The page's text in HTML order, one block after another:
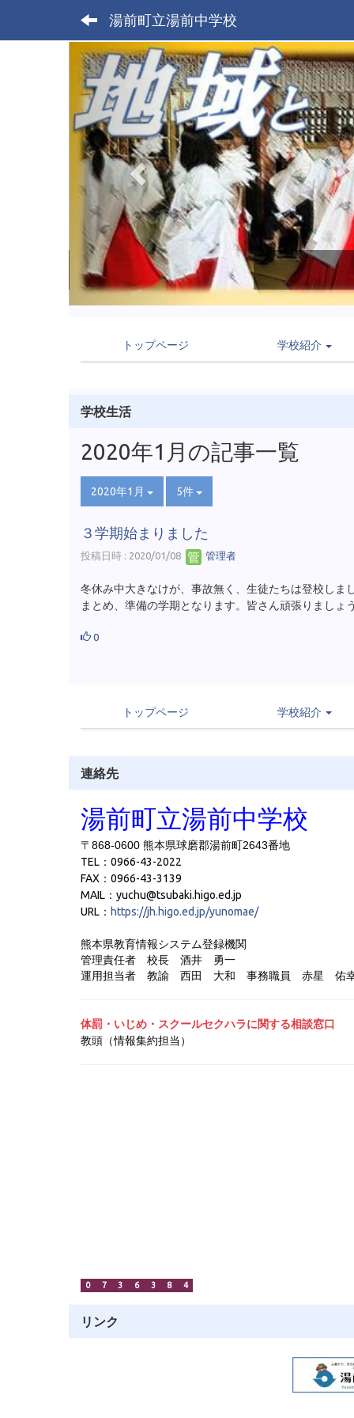
湯前町立湯前中学校
p
r
e
v
i
o
u
s
トップページ 学校紹介
学校生活
2020年1月の記事一覧
2020年1月 5件
３学期始まりました
投稿日時 : 2020/01/08 管理者
冬休み中大きなけが、事故無く、生徒たちは登校しまし
まとめ、準備の学期となります。皆さん頑張りましょう
0
トップページ 学校紹介
連絡先
湯前町立湯前中学校
〒868-0600 熊本県球磨郡湯前町2643番地
TEL：0966-43-2022
FAX：0966-43-3139
MAIL：yuchu@tsubaki.higo.ed.jp
URL： https://jh.higo.ed.jp/yunomae/
熊本県教育情報システム登録機関
管理責任者 校長 酒井 勇一
運用担当者 教諭 西田 大和 事務職員 赤星 佑
体罰・いじめ・スクールセクハラに関する相談窓口
教頭（情報集約担当）
0 7 3 6 3 8 4
リンク